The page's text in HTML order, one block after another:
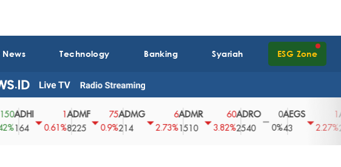
Technology Banking Syariah ESG Zone
0.61%
ADMF
8225
75
0.9%
ADMG
214
2.73%
ADMR
1510
60
3.82%
ADRO
2540
0
0%
AEGS
2.27% 2850